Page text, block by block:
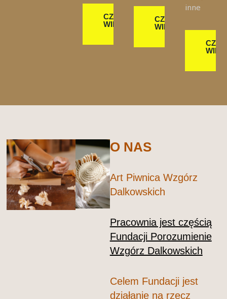
CZYTAJ
WIĘCEJ
CZYTAJ
WIĘCEJ
inne
O NAS
Art Piwnica Wzgórz
Dalkowskich
Pracownia jest częścią
Fundacji Porozumienie
Wzgórz Dalkowskich
Celem Fundacji jest
działanie na rzecz